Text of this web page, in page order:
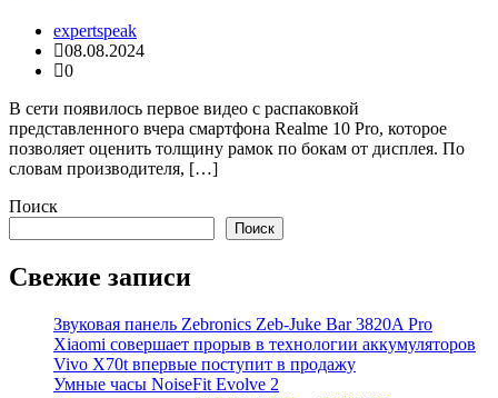
expertspeak
08.08.2024
0
В сети появилось первое видео с распаковкой
представленного вчера смартфона Realme 10 Pro, которое
позволяет оценить толщину рамок по бокам от дисплея. По
словам производителя, […]
Поиск
Поиск
Свежие записи
Звуковая панель Zebronics Zeb-Juke Bar 3820A Pro
Xiaomi совершает прорыв в технологии аккумуляторов
Vivo X70t впервые поступит в продажу
Умные часы NoiseFit Evolve 2